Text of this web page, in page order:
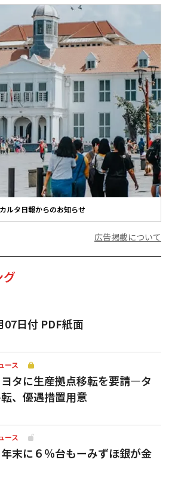
ルタ日報からのお知らせ
広告掲載について
グ
07日付 PDF紙面
ース
タに生産拠点移転を要請—タ
、優遇措置用意
ース
末に６％台もーみずほ銀が金